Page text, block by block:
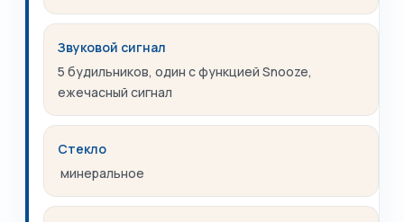
Звуковой сигнал
5 будильников, один с функцией Snooze,
ежечасный сигнал
Стекло
минеральное